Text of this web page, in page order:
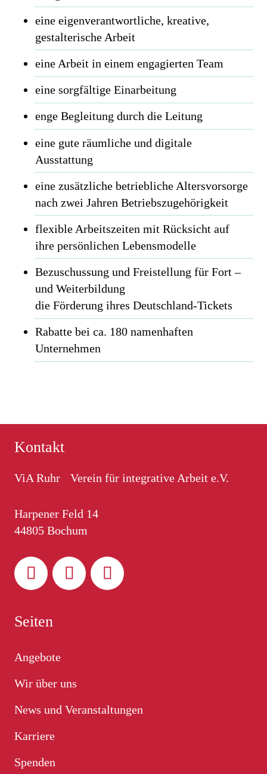
eine eigenverantwortliche, kreative,
gestalterische Arbeit
eine Arbeit in einem engagierten Team
eine sorgfältige Einarbeitung
enge Begleitung durch die Leitung
eine gute räumliche und digitale
Ausstattung
eine zusätzliche betriebliche Altersvorsorge
nach zwei Jahren Betriebszugehörigkeit
flexible Arbeitszeiten mit Rücksicht auf
ihre persönlichen Lebensmodelle
Bezuschussung und Freistellung für Fort –
und Weiterbildung
die Förderung ihres Deutschland-Tickets
Rabatte bei ca. 180 namenhaften
Unternehmen
Kontakt
ViA Ruhr Verein für integrative Arbeit e.V.
Harpener Feld 14
44805 Bochum
Seiten
Angebote
Wir über uns
News und Veranstaltungen
Karriere
Spenden